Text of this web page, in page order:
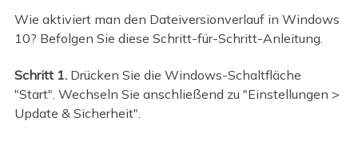
Wie aktiviert man den Dateiversionverlauf in Windows
10? Befolgen Sie diese Schritt-für-Schritt-Anleitung.
Schritt 1. Drücken Sie die Windows-Schaltfläche
"Start". Wechseln Sie anschließend zu "Einstellungen >
Update & Sicherheit".